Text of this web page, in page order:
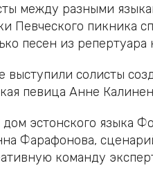
между разными
Певческого пикника
песен из репертуара
солисты
певица Анне
эстонского языка
Фарафонова,
команду